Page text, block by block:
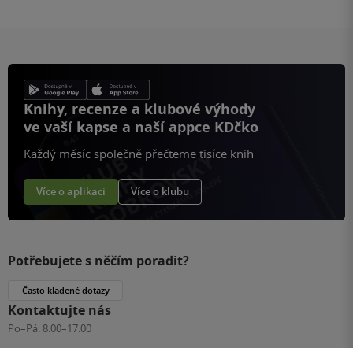
Knihy, recenze a klubové výhody
ve vaší kapse a naší appce KDčko
Každý měsíc společně přečteme tisíce knih
Více o aplikaci Více o klubu
Potřebujete s něčím poradit?
Často kladené dotazy
Kontaktujte nás
Po–Pá: 8:00–17:00